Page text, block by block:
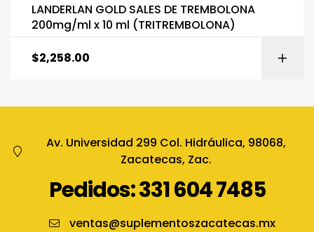
LANDERLAN GOLD SALES DE TREMBOLONA
200mg/ml x 10 ml (TRITREMBOLONA)
$2,258.00
Av. Universidad 299 Col. Hidráulica, 98068,
Zacatecas, Zac.
Pedidos: 331 604 7485
ventas@suplementoszacatecas.mx